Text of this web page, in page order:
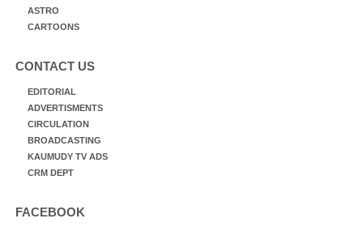
ASTRO
CARTOONS
CONTACT US
EDITORIAL
ADVERTISMENTS
CIRCULATION
BROADCASTING
KAUMUDY TV ADS
CRM DEPT
FACEBOOK